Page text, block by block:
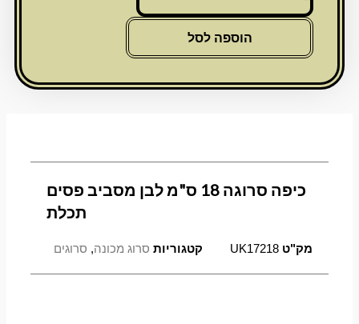
כיפה
18
לבן
הוספה לסל
כיפה סרוגה 18 ס"מ לבן מסביב פסים
תכלת
מק"טUK17218 קטגוריות סרוג מכונה,סרוגים